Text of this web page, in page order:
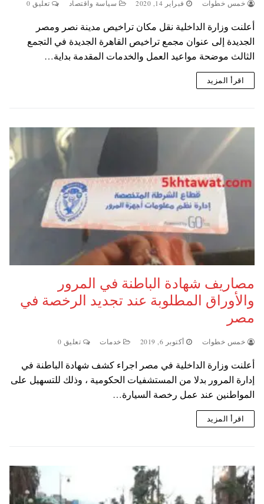
خمس خطوات فبراير 14, 2020 سياسة واقتصاد تعليق 0
أعلنت وزارة الداخلية نقل مكان تراخيص مدينة نصر ومصر
الجديدة إلى عنوان مجمع تراخيص القاهرة الجديدة في التجمع
الثالث موضحة مواعيد العمل والخدمات المقدمة بداية…
اقرأ المزيد
مصاريف شهادة الباطنة في المرور
والأوراق المطلوبة عند تجديد الرخصة في
مصر
خمس خطوات أكتوبر 6, 2019 خدمات تعليق 0
أعلنت وزارة الداخلية في مصر اجراء كشف شهادة الباطنة في
إدارة المرور بدلا من المستشفيات الحكومية ، وذلك للتسهيل على
المواطنين عند عمل رخصة السيارة…
اقرأ المزيد